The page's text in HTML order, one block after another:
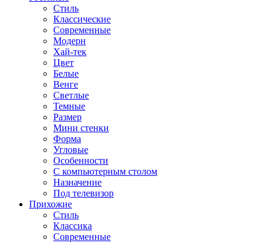
Стиль
Классические
Современные
Модерн
Хай-тек
Цвет
Белые
Венге
Светлые
Темные
Размер
Мини стенки
Форма
Угловые
Особенности
С компьютерным столом
Назначение
Под телевизор
Прихожие
Стиль
Классика
Современные